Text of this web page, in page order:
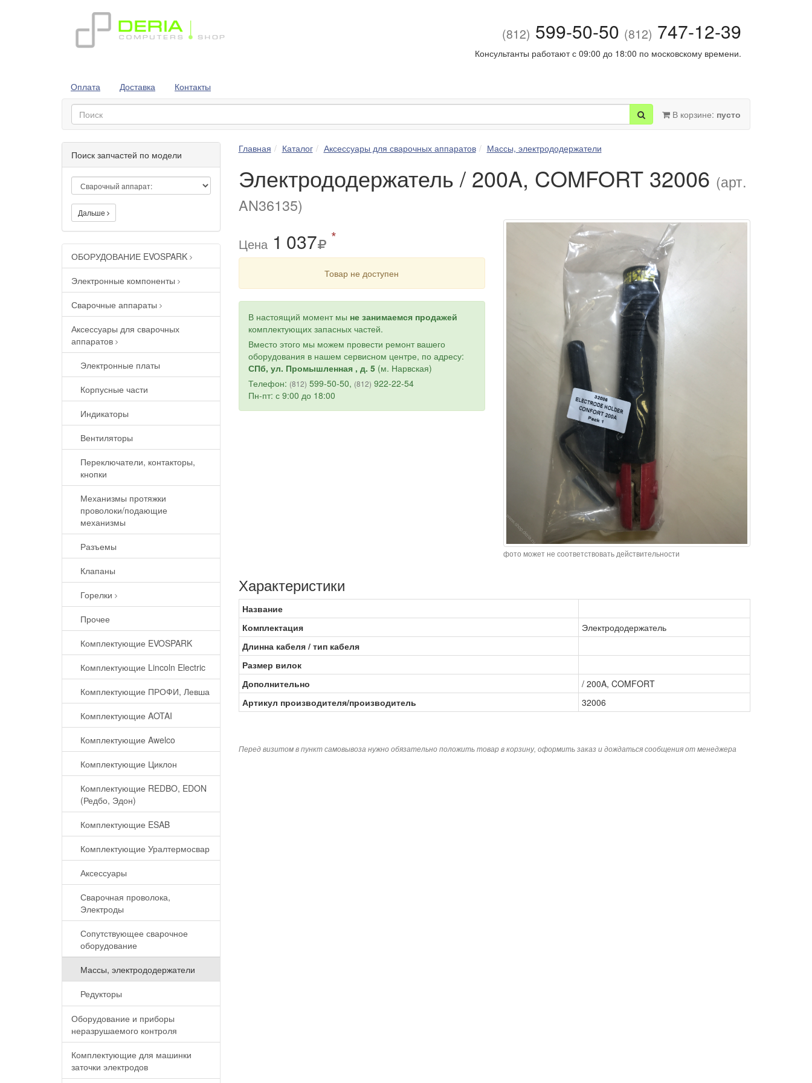
(812) 599-50-50 (812) 747-12-39
Консультанты работают с 09:00 до 18:00 по московскому времени.
Оплата Доставка Контакты
В корзине: пусто
Поиск запчастей по модели
Дальше
ОБОРУДОВАНИЕ EVOSPARK
Электронные компоненты
Сварочные аппараты
Аксессуары для сварочных
аппаратов
Электронные платы
Корпусные части
Индикаторы
Вентиляторы
Переключатели, контакторы,
кнопки
Механизмы протяжки
проволоки/подающие
механизмы
Разъемы
Клапаны
Горелки
Прочее
Комплектующие EVOSPARK
Комплектующие Lincoln Electric
Комплектующие ПРОФИ, Левша
Комплектующие AOTAI
Комплектующие Awelco
Комплектующие Циклон
Комплектующие REDBO, EDON
(Редбо, Эдон)
Комплектующие ESAB
Комплектующие Уралтермосвар
Аксессуары
Сварочная проволока,
Электроды
Сопутствующее сварочное
оборудование
Массы, электрододержатели
Редукторы
Оборудование и приборы
неразрушаемого контроля
Комплектующие для машинки
заточки электродов
Главная Каталог Аксессуары для сварочных аппаратов Массы, электрододержатели
Электрододержатель / 200A, COMFORT 32006 (арт.
AN36135)
Цена 1 037 *
Товар не доступен
В настоящий момент мы не занимаемся продажей
комплектующих запасных частей.
Вместо этого мы можем провести ремонт вашего
оборудования в нашем сервисном центре, по адресу:
СПб, ул. Промышленная , д. 5(м. Нарвская)
Телефон: (812) 599-50-50, (812) 922-22-54
Пн-пт: с 9:00 до 18:00
фото может не соответствовать действительности
Характеристики
Название
Комплектация
Электрододержатель
Длинна кабеля / тип кабеля
Размер вилок
Дополнительно
/ 200A, COMFORT
Артикул производителя/производитель
32006
Перед визитом в пункт самовывоза нужно обязательно положить товар в корзину, оформить заказ и дождаться сообщения от менеджера